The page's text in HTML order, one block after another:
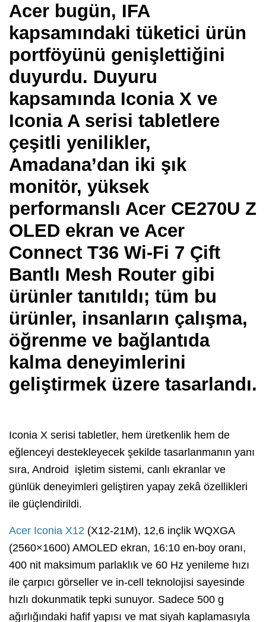
Acer bugün, IFA
kapsamındaki tüketici ürün
portföyünü genişlettiğini
duyurdu. Duyuru
kapsamında Iconia X ve
Iconia A serisi tabletlere
çeşitli yenilikler,
Amadana’dan iki şık
monitör, yüksek
performanslı Acer CE270U Z
OLED ekran ve Acer
Connect T36 Wi-Fi 7 Çift
Bantlı Mesh Router gibi
ürünler tanıtıldı; tüm bu
ürünler, insanların çalışma,
öğrenme ve bağlantıda
kalma deneyimlerini
geliştirmek üzere tasarlandı.
Iconia X serisi tabletler, hem üretkenlik hem de
eğlenceyi destekleyecek şekilde tasarlanmanın yanı
sıra, Android işletim sistemi, canlı ekranlar ve
günlük deneyimleri geliştiren yapay zekâ özellikleri
ile güçlendirildi.
Acer Iconia X12 (X12-21M), 12,6 inçlik WQXGA
(2560×1600) AMOLED ekran, 16:10 en-boy oranı,
400 nit maksimum parlaklık ve 60 Hz yenileme hızı
ile çarpıcı görseller ve in-cell teknolojisi sayesinde
hızlı dokunmatik tepki sunuyor. Sadece 500 g
ağırlığındaki hafif yapısı ve mat siyah kaplamasıyla